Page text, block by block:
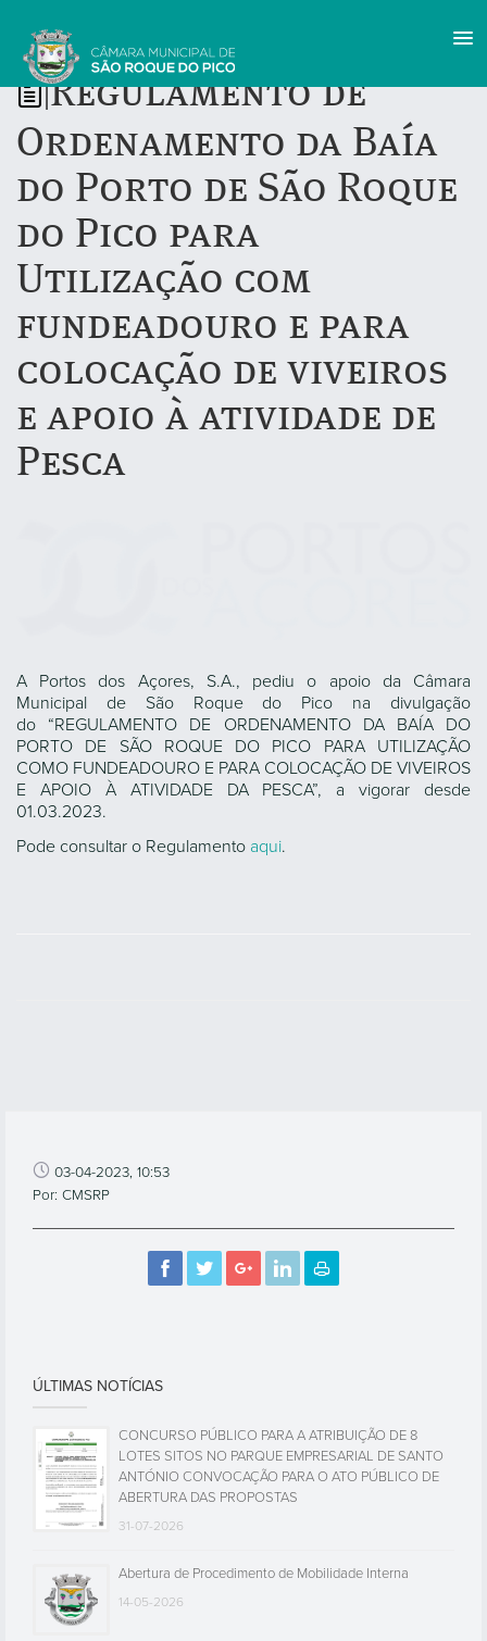
Regulamento de
Ordenamento da Baía
do Porto de São Roque
do Pico para
Utilização com
fundeadouro e para
colocação de viveiros
e apoio à atividade de
Pesca
A Portos dos Açores, S.A., pediu o apoio da Câmara
Municipal de São Roque do Pico na divulgação
do “REGULAMENTO DE ORDENAMENTO DA BAÍA DO
PORTO DE SÃO ROQUE DO PICO PARA UTILIZAÇÃO
COMO FUNDEADOURO E PARA COLOCAÇÃO DE VIVEIROS
E APOIO À ATIVIDADE DA PESCA”, a vigorar desde
01.03.2023.
Pode consultar o Regulamento aqui.
03-04-2023, 10:53
Por: CMSRP
ÚLTIMAS NOTÍCIAS
CONCURSO PÚBLICO PARA A ATRIBUIÇÃO DE 8
LOTES SITOS NO PARQUE EMPRESARIAL DE SANTO
ANTÓNIO CONVOCAÇÃO PARA O ATO PÚBLICO DE
ABERTURA DAS PROPOSTAS
31-07-2026
Abertura de Procedimento de Mobilidade Interna
14-05-2026